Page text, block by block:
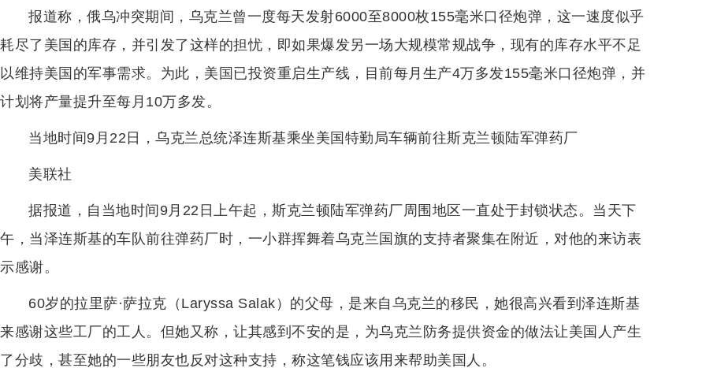
报道称，俄乌冲突期间，乌克兰曾一度每天发射6000至8000枚155毫米口径炮弹，这一速度似乎
耗尽了美国的库存，并引发了这样的担忧，即如果爆发另一场大规模常规战争，现有的库存水平不足
以维持美国的军事需求。为此，美国已投资重启生产线，目前每月生产4万多发155毫米口径炮弹，并
计划将产量提升至每月10万多发。
当地时间9月22日，乌克兰总统泽连斯基乘坐美国特勤局车辆前往斯克兰顿陆军弹药厂
美联社
据报道，自当地时间9月22日上午起，斯克兰顿陆军弹药厂周围地区一直处于封锁状态。当天下
午，当泽连斯基的车队前往弹药厂时，一小群挥舞着乌克兰国旗的支持者聚集在附近，对他的来访表
示感谢。
60岁的拉里萨·萨拉克（Laryssa Salak）的父母，是来自乌克兰的移民，她很高兴看到泽连斯基
来感谢这些工厂的工人。但她又称，让其感到不安的是，为乌克兰防务提供资金的做法让美国人产生
了分歧，甚至她的一些朋友也反对这种支持，称这笔钱应该用来帮助美国人。